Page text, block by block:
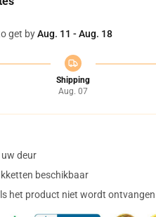
get byAug. 11 - Aug. 18
Shipping
Aug. 07
deur
beschikbaar
het product niet wordt ontvangen